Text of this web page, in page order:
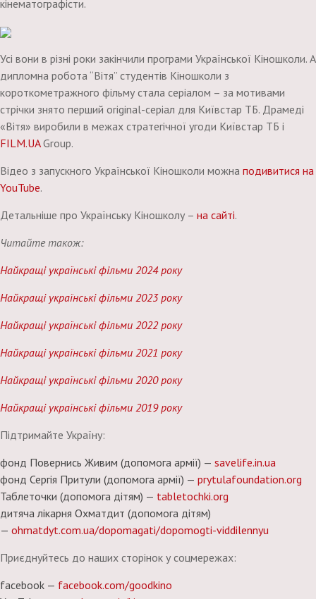
кінематографісти.
Усі вони в різні роки закінчили програми Української Кіношколи. А
дипломна робота “Вітя” студентів Кіношколи з
короткометражного фільму стала серіалом – за мотивами
стрічки знято перший original-серіал для Київстар ТБ. Драмеді
«Вітя» виробили в межах стратегічної угоди Київстар ТБ і
FILM.UAGroup.
Відео з запускного Української Кіношколи можна подивитися на
YouTube.
Детальніше про Українську Кіношколу – на сайті.
Читайте також:
Найкращі українські фільми 2024 року
Найкращі українські фільми 2023 року
Найкращі українські фільми 2022 року
Найкращі українські фільми 2021 року
Найкращі українські фільми 2020 року
Найкращі українські фільми 2019 року
Підтримайте Україну:
фонд Повернись Живим (допомога армії) — savelife.in.ua
фонд Сергія Притули (допомога армії) — prytulafoundation.org
Таблеточки (допомога дітям) — tabletochki.org
дитяча лікарня Охматдит (допомога дітям)
— ohmatdyt.com.ua/dopomagati/dopomogti-viddilennyu
Приєднуйтесь до наших сторінок у соцмережах:
facebook — facebook.com/goodkino